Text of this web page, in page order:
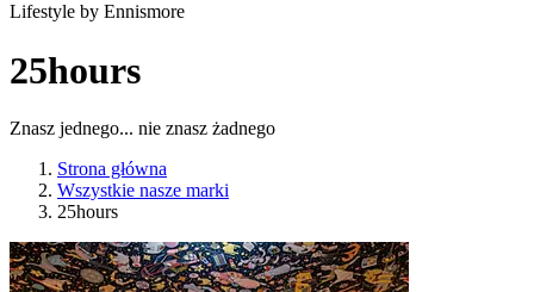
Lifestyle by Ennismore
25hours
Znasz jednego... nie znasz żadnego
Strona główna
Wszystkie nasze marki
25hours